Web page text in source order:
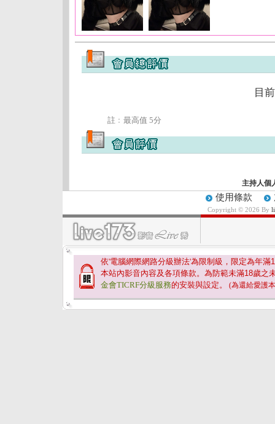
目
註﹕最高值 5分
主持人個
使用條款
Copyright © 2026 By
依'電腦網際網路分級辦法'為限制級，限定為年滿
本站內影音內容及各項條款。為防範未滿18歲之
金會TICRF分級服務的安裝與設定。 (為還給愛護